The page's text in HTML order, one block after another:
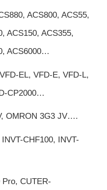
ACS800, ACS55,
ACS150, ACS355,
ACS6000…
EL, VFD-E, VFD-L,
CP2000…
OMRON 3G3 JV….
CHF100, INVT-
CUTER-